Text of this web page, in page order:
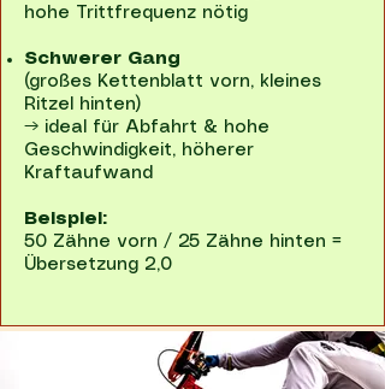
hohe Trittfrequenz nötig
Schwerer Gang
(großes Kettenblatt vorn, kleines
Ritzel hinten)
→ ideal für Abfahrt & hohe
Geschwindigkeit, höherer
Kraftaufwand
Beispiel:
50 Zähne vorn / 25 Zähne hinten =
Übersetzung 2,0